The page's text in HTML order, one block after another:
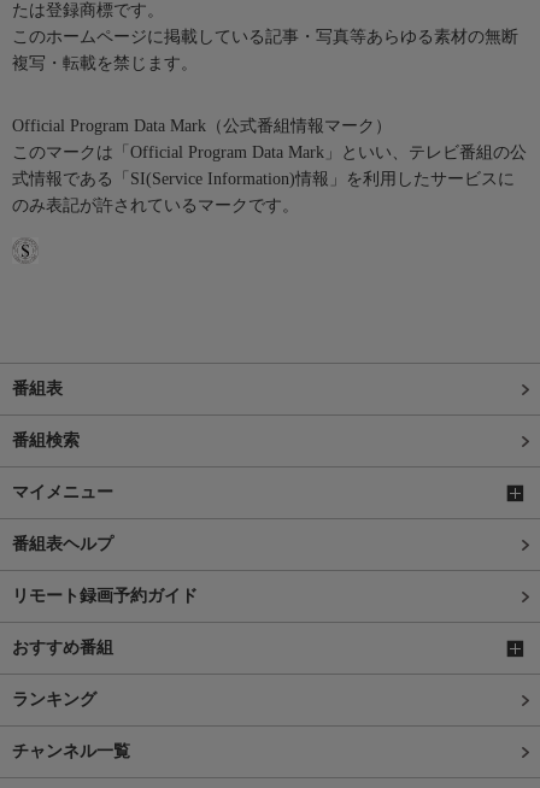
たは登録商標です。
このホームページに掲載している記事・写真等あらゆる素材の無断
複写・転載を禁じます。
Official Program Data Mark（公式番組情報マーク）
このマークは「Official Program Data Mark」といい、テレビ番組の公
式情報である「SI(Service Information)情報」を利用したサービスに
のみ表記が許されているマークです。
番組表
番組検索
マイメニュー
番組表ヘルプ
リモート録画予約ガイド
おすすめ番組
ランキング
チャンネル一覧